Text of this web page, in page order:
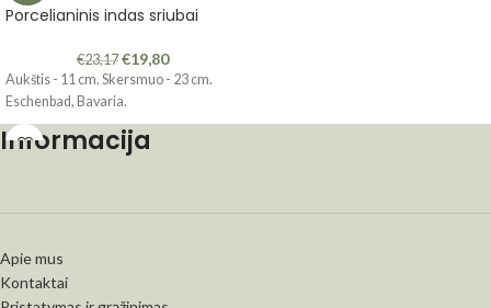
Porcelianinis indas sriubai
€23,17 €19,80
Aukštis - 11 cm. Skersmuo - 23 cm.
Eschenbad, Bavaria.
Informacija
Apie mus
Kontaktai